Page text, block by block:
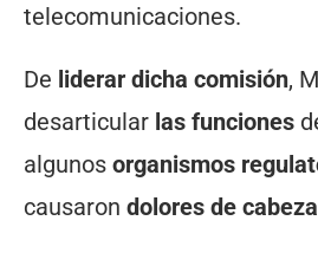
telecomunicaciones.
De liderar dicha comisión,
desarticular las funciones
algunos organismos
causaron dolores de cabeza